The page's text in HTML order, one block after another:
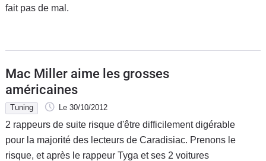
fait pas de mal.
Mac Miller aime les grosses
américaines
Tuning Le 30/10/2012
2 rappeurs de suite risque d'être difficilement digérable
pour la majorité des lecteurs de Caradisiac. Prenons le
risque, et après le rappeur Tyga et ses 2 voitures